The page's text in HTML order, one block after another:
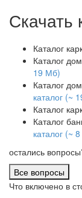
Скачать
Каталог
Каталог
19 Мб)
Каталог
каталог (~
Каталог
Каталог
каталог (~
остались
Все вопросы
Что включено в